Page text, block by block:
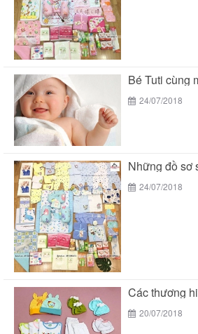
24/07/2018
24/07/2018
20/07/2018